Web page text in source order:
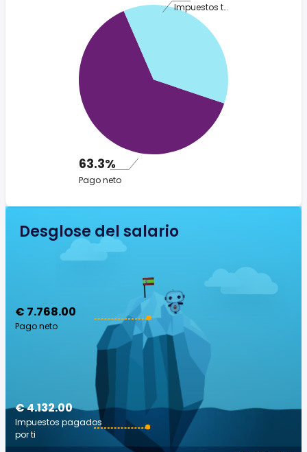
Impuestos totales
63.3%
Pago neto
Desglose del salario
€ 7.768.00
Pago neto
€ 4.132.00
Impuestos pagados
por ti